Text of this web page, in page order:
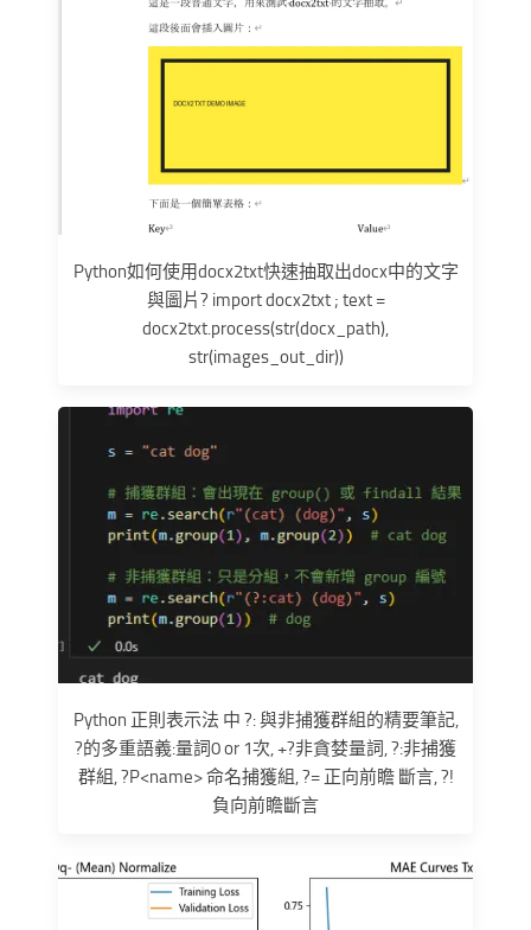
Python如何使用docx2txt快速抽取出docx中的文字
與圖片? import docx2txt ; text =
docx2txt.process(str(docx_path),
str(images_out_dir))
Python 正則表示法 中 ?: 與非捕獲群組的精要筆記,
?的多重語義:量詞0 or 1次, +?非貪婪量詞, ?:非捕獲
群組, ?P<name> 命名捕獲組, ?= 正向前瞻 斷言, ?!
負向前瞻斷言